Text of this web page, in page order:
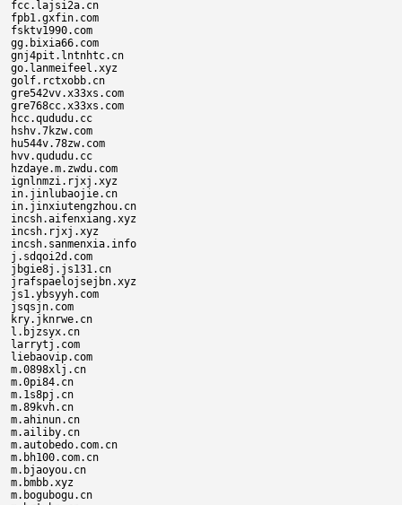
fcc.lajsi2a.cn
fpb1.gxfin.com
fsktv1990.com
gg.bixia66.com
gnj4pit.lntnhtc.cn
go.lanmeifeel.xyz
golf.rctxobb.cn
gre542vv.x33xs.com
gre768cc.x33xs.com
hcc.qududu.cc
hshv.7kzw.com
hu544v.78zw.com
hvv.qududu.cc
hzdaye.m.zwdu.com
ignlnmzi.rjxj.xyz
in.jinlubaojie.cn
in.jinxiutengzhou.cn
incsh.aifenxiang.xyz
incsh.rjxj.xyz
incsh.sanmenxia.info
j.sdqoi2d.com
jbgie8j.js131.cn
jrafspaelojsejbn.xyz
js1.ybsyyh.com
jsqsjn.com
kry.jknrwe.cn
l.bjzsyx.cn
larrytj.com
liebaovip.com
m.0898xlj.cn
m.0pi84.cn
m.1s8pj.cn
m.89kvh.cn
m.ahinun.cn
m.ailiby.cn
m.autobedo.com.cn
m.bh100.com.cn
m.bjaoyou.cn
m.bmbb.xyz
m.bogubogu.cn